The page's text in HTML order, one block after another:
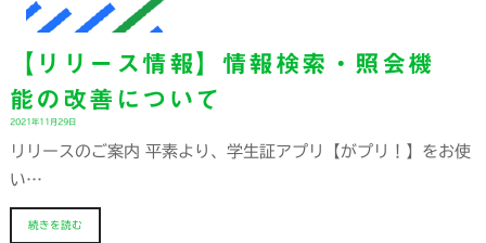
【リリース情報】情報検索・照会機
能の改善について
2021年11月29日
リリースのご案内 平素より、学生証アプリ【がプリ！】をお使
い…
続きを読む